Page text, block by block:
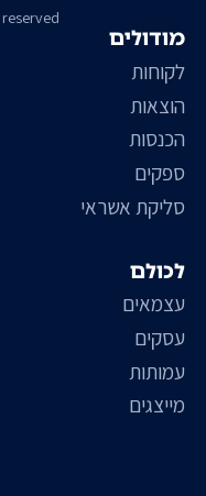
מודולים
לקוחות
הוצאות
הכנסות
ספקים
סליקת אשראי
לכולם
עצמאים
עסקים
עמותות
מייצגים